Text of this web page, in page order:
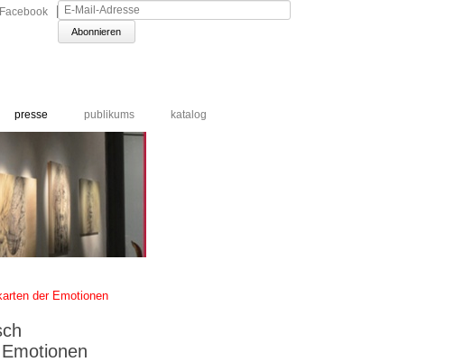
E-
Mail-
Adresse
Facebook
presse publikums
katalog
der Emotionen